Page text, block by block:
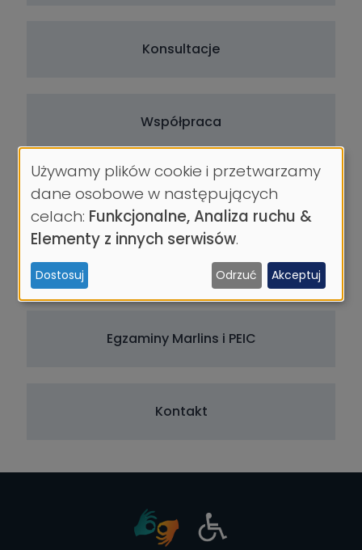
Konsultacje
Współpraca
Podręczniki
Dydaktyka
Egzaminy Marlins i PEIC
Kontakt
Wykorzystanie
danych
osobowych
i
ciasteczek
Używamy plików cookie i przetwarzamy
dane osobowe w następujących
celach: Funkcjonalne, Analiza ruchu &
Elementy z innych serwisów.
Dostosuj Odrzuć Akceptuj